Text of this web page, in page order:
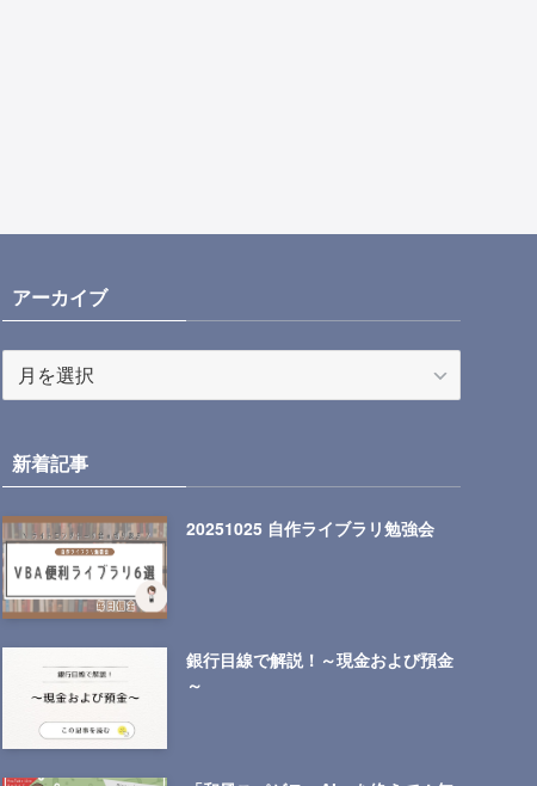
アーカイブ
ー
イ
ブ
新着記事
20251025 自作ライブラリ勉強会
銀行目線で解説！～現金および預金
～